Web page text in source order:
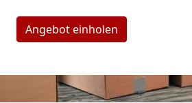
Angebot einholen